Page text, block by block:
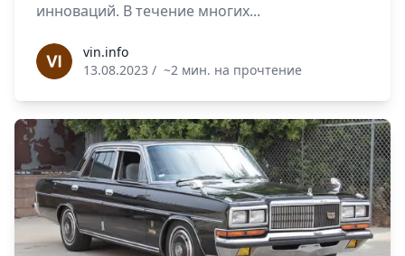
инноваций. В течение многих...
vin.infovin.info
13.08.2023 / ~2 мин. на прочтение